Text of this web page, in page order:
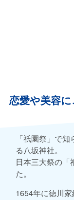
恋愛や美容
「祇園祭」で
る八坂神社。
日本三大祭の「
た。
1654年に徳川家